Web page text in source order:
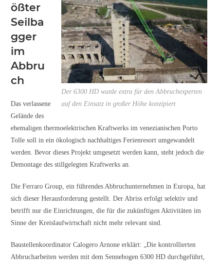
Der 6300 HD wurde extra für den Abbruchexperten
auf den Einsatz in großer Höhe konzipiert
ößter
Seilba
gger
im
Abbru
ch
Das verlassene
Gelände des
ehemaligen thermoelektrischen Kraftwerks im venezianischen Porto
Tolle soll in ein ökologisch nachhaltiges Ferienresort umgewandelt
werden. Bevor dieses Projekt umgesetzt werden kann, steht jedoch die
Demontage des stillgelegten Kraftwerks an.
Die Ferraro Group, ein führendes Abbruchunternehmen in Europa, hat
sich dieser Herausforderung gestellt. Der Abriss erfolgt selektiv und
betrifft nur die Einrichtungen, die für die zukünftigen Aktivitäten im
Sinne der Kreislaufwirtschaft nicht mehr relevant sind.
Baustellenkoordinator Calogero Arnone erklärt: „Die kontrollierten
Abbrucharbeiten werden mit dem Sennebogen 6300 HD durchgeführt,